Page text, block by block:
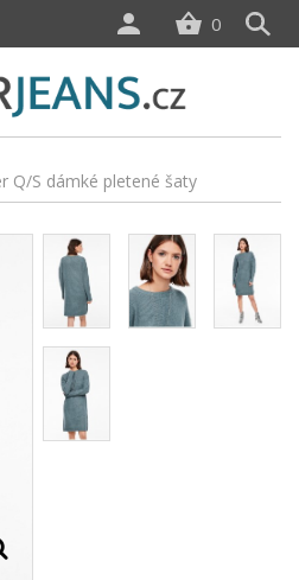
Q/S dámké pletené šaty
0